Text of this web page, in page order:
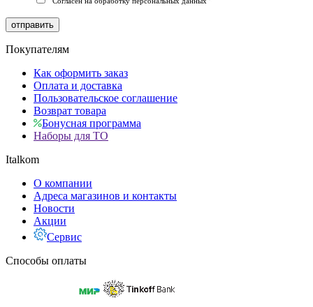
отправить
Покупателям
Как оформить заказ
Оплата и доставка
Пользовательское соглашение
Возврат товара
Бонусная программа
Наборы для ТО
Italkom
О компании
Адреса магазинов и контакты
Новости
Акции
Сервис
Способы оплаты